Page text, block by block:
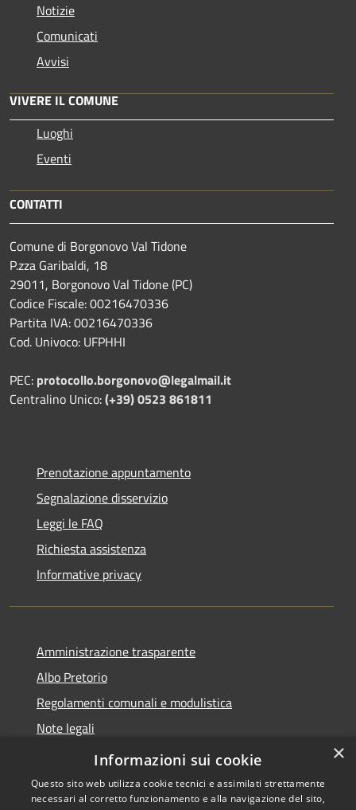
Notizie
Comunicati
Avvisi
VIVERE IL COMUNE
Luoghi
Eventi
CONTATTI
Comune di Borgonovo Val Tidone
P.zza Garibaldi, 18
29011, Borgonovo Val Tidone (PC)
Codice Fiscale: 00216470336
Partita IVA: 00216470336
Cod. Univoco: UFPHHI
PEC: protocollo.borgonovo@legalmail.it
Centralino Unico:(+39) 0523 861811
Prenotazione appuntamento
Segnalazione disservizio
Leggi le FAQ
Richiesta assistenza
Informative privacy
Amministrazione trasparente
Albo Pretorio
Regolamenti comunali e modulistica
Note legali
Dichiarazione di accessibilità
×
Informazioni sui cookie
Questo sito web utilizza cookie tecnici e assimilati strettamente
necessari al corretto funzionamento e alla navigazione del sito,